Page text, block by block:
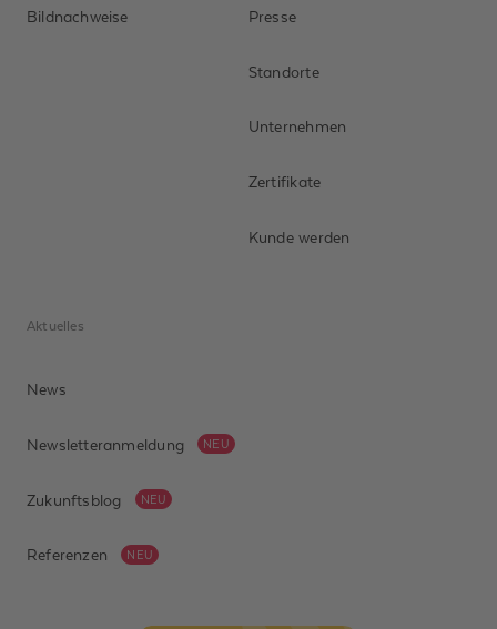
Bildnachweise Presse
Standorte
Unternehmen
Zertifikate
Kunde werden
Aktuelles
News
Newsletteranmeldung NEU
Zukunftsblog NEU
Referenzen NEU